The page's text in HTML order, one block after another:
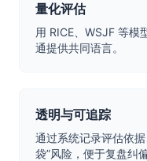
量化评估
用 RICE、WSJF 等模
通提供共同语言。
透明与可追踪
通过系统记录评估依
袋”风险，便于复盘纠偏